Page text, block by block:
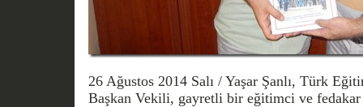
26 Ağustos 2014 Salı / Yaşar Şanlı, Türk
Başkan Vekili, gayretli bir eğitimci ve fedakar